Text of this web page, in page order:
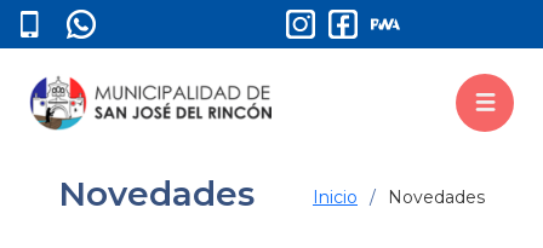
Novedades Inicio Novedades